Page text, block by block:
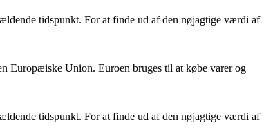
tidspunkt. For at finde ud af den nøjagtige værdi af
Europæiske Union. Euroen bruges til at købe varer og
tidspunkt. For at finde ud af den nøjagtige værdi af